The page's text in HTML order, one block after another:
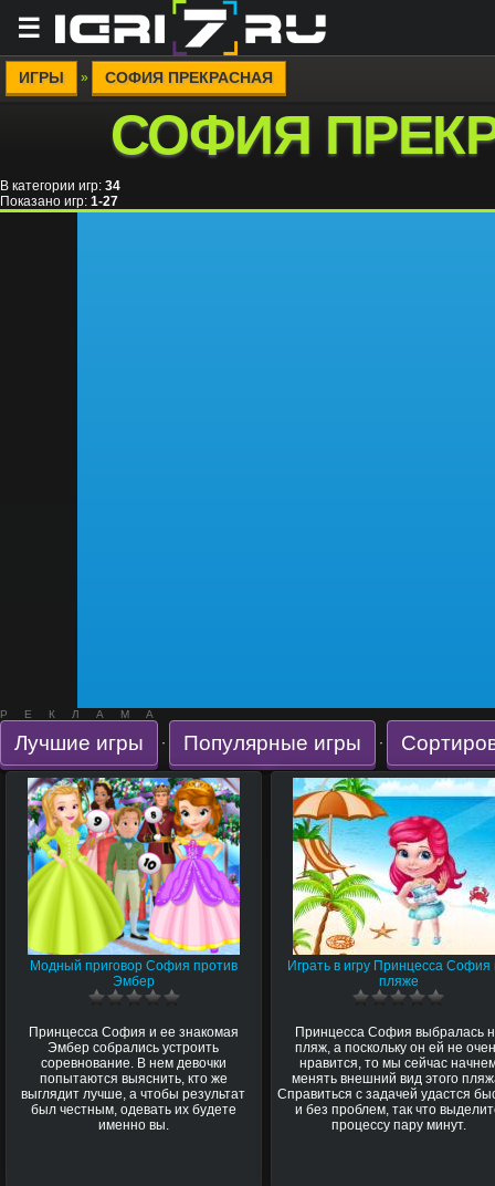
☰
ИГРЫ » СОФИЯ ПРЕКРАСНАЯ
СОФИЯ
В категории игр: 34
Показано игр: 1-27
РЕКЛАМА
Лучшие игры · Популярные игры ·
Модный приговор София против
Эмбер
Принцесса София и ее знакомая
Эмбер собрались устроить
соревнование. В нем девочки
попытаются выяснить, кто же
выглядит лучше, а чтобы результат
был честным, одевать их будете
именно вы.
Играть в игру Принцесса София
пляже
Принцесса София выбралась
пляж, а поскольку он ей не
нравится, то мы сейчас
менять внешний вид этого
Справиться с задачей удастся
и без проблем, так что
процессу пару минут.